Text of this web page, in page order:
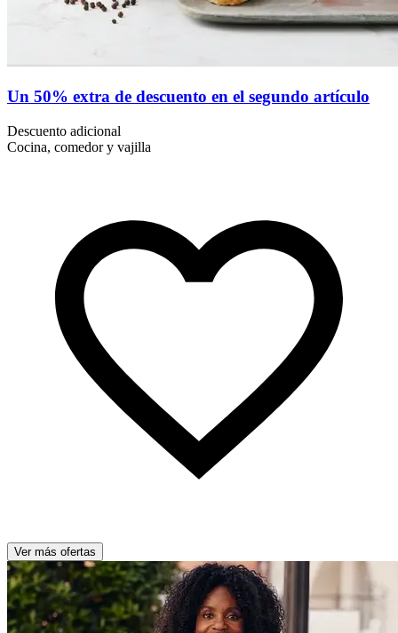
Un 50% extra de descuento en el segundo artículo
Descuento adicional
Cocina, comedor y vajilla
Ver más ofertas